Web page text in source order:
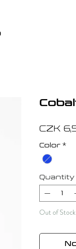
CZK
Color *
Quantity
Out of Stock